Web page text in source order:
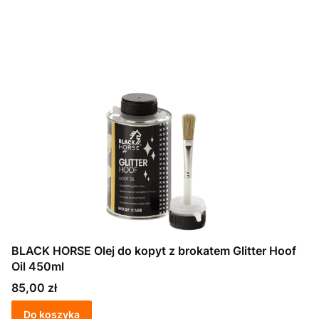
BLACK HORSE Olej do kopyt z brokatem Glitter Hoof
Oil 450ml
Cena
85,00 zł
Do koszyka